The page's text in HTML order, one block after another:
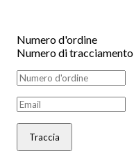
Numero d'ordine
Numero di tracciamento
Traccia